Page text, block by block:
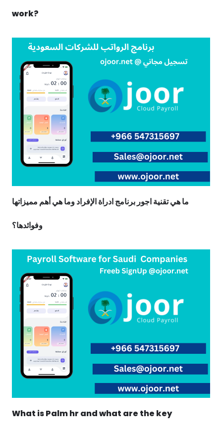
work?
ما هي تقنية اجور برنامج ادراة الإفراد وما هي أهم مميزاتها
وفوائدها؟
What is Palm hr and what are the key